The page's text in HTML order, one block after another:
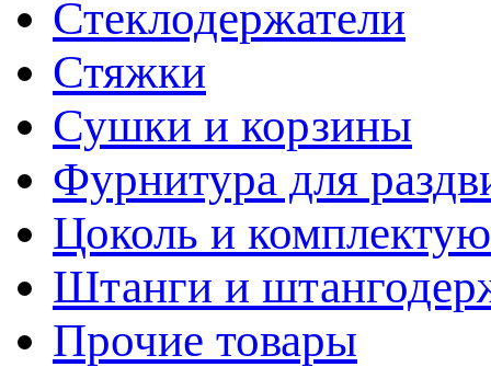
Стеклодержатели
Стяжки
Сушки и корзины
Фурнитура для
Цоколь и
Штанги и
Прочие товары